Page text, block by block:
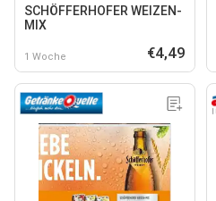
SCHÖFFERHOFER WEIZEN-
MIX
1 Woche €4,49